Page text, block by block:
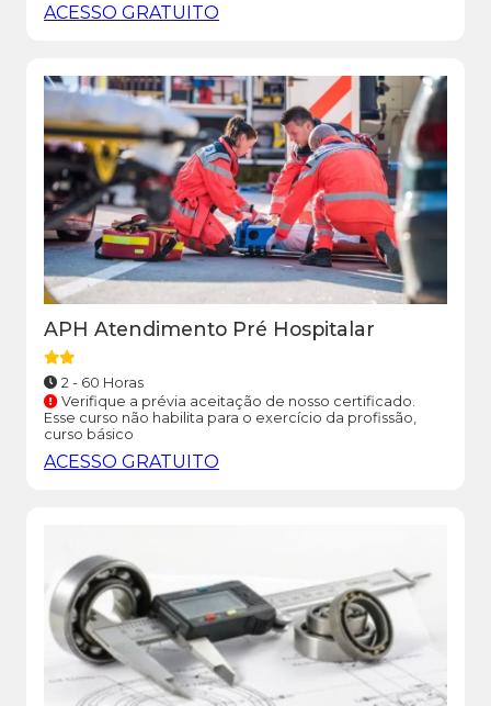
ACESSO GRATUITO
APH Atendimento Pré Hospitalar
2 - 60 Horas
Verifique a prévia aceitação de nosso certificado.
Esse curso não habilita para o exercício da profissão,
curso básico
ACESSO GRATUITO